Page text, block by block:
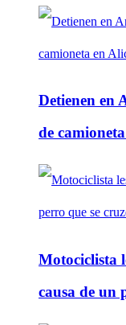
Detienen en
de
Motociclista
causa de un